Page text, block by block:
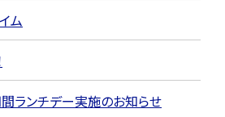
ム
ランチデー実施のお知らせ